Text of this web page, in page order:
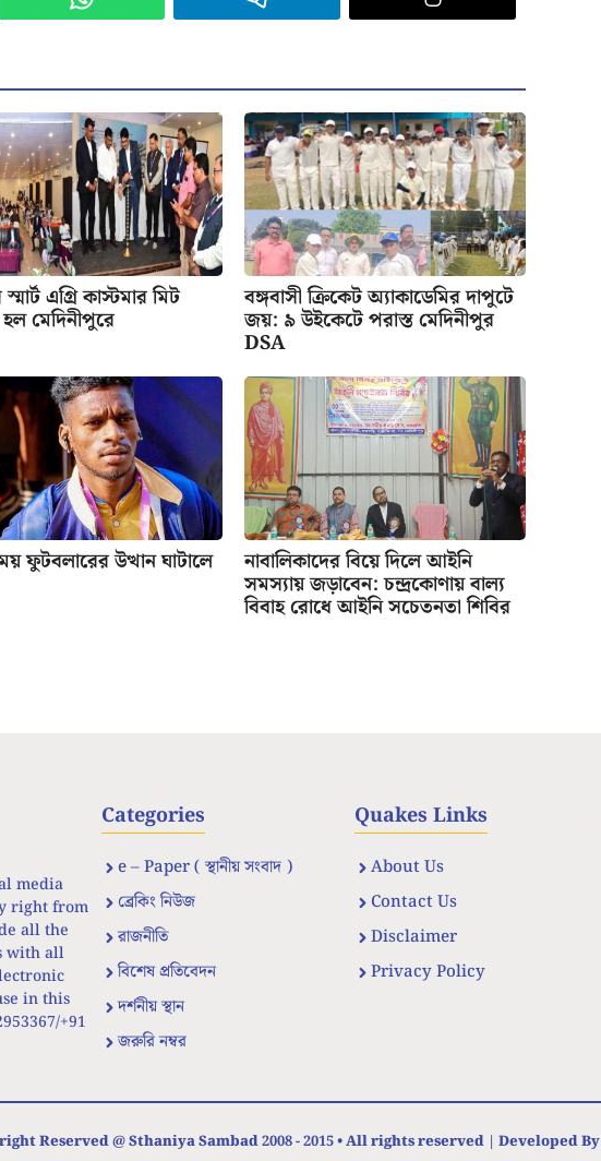
এগ্রি কাস্টমার মিট
মেদিনীপুরে
বঙ্গবাসী ক্রিকেট অ্যাকাডেমির দাপুটে
জয়: ৯ উইকেটে পরাস্ত মেদিনীপুর
DSA
ফুটবলারের উত্থান ঘাটালে নাবালিকাদের বিয়ে দিলে আইনি
সমস্যায় জড়াবেন: চন্দ্রকোণায় বাল্য
বিবাহ রোধে আইনি সচেতনতা শিবির
media
right from
all the
with all
in this
+91
Categories
e – Paper ( স্থানীয় সংবাদ )
ব্রেকিং নিউজ
রাজনীতি
বিশেষ প্রতিবেদন
দর্শনীয় স্থান
জরুরি নম্বর
Quakes Links
About Us
Contact Us
Disclaimer
Privacy Policy
Reserved @ Sthaniya Sambad 2008 - 2015 • All rights reserved | Developed By